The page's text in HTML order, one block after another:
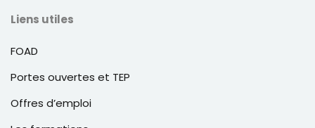
Liens utiles
FOAD
Portes ouvertes et TEP
Offres d’emploi